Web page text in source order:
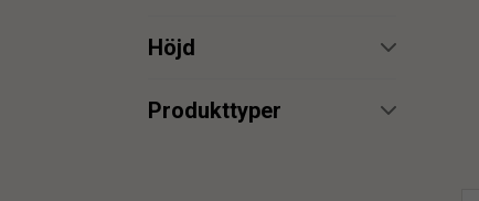
Höjd
Produkttyper